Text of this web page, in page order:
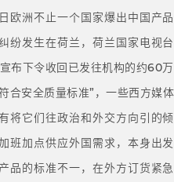
欧洲不止一个国家爆出中国产品
纷发生在荷兰，荷兰国家电视台
布下令收回已发往机构的约60万
合安全质量标准”，一些西方媒体
将它们往政治和外交方向引的倾
班加点供应外国需求，本身出发
品的标准不一，在外方订货紧急